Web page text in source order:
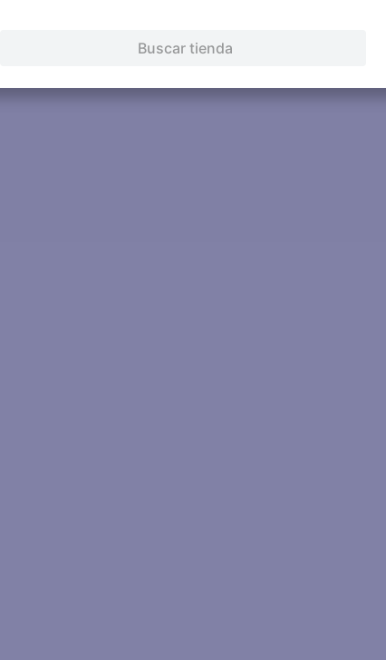
Buscar tienda